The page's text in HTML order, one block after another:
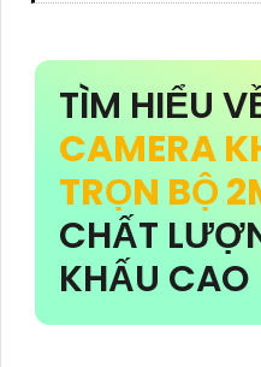
TÌM HIỂU
CAMERA
TRỌN BỘ
CHẤT
KHẤU CAO